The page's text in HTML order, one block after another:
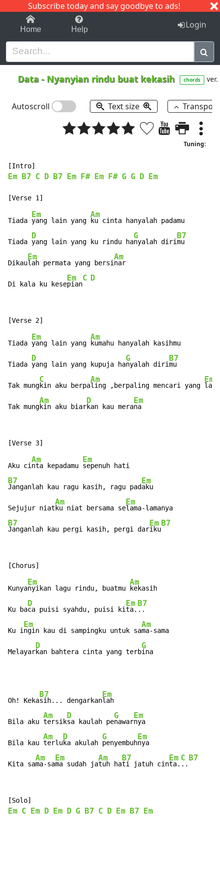
Subscribe today and say goodbye to ads!
1-9 C I J
Home Help Login
Data - Nyanyian rindu buat kekasih chords ver.
Autoscroll Text size
Tuning:
Em B7 C D B7 Em F# Em F# G G D Em
Tiada
Em
yang lain yang
Am
ku cinta hanyalah padamu
Tiada
D
yang lain yang ku rindu ha
G
nyalah diri
B7
mu
Dikau
Em
lah permata yang bersi
Am
nar
Di kala ku kese
Em
pian
C D
Tiada
Em
yang lain yang
Am
kumahu hanyalah kasihmu
Tiada
D
yang lain yang kupuja ha
G
nyalah diri
B7
mu
Tak mung
C
kin aku berpa
Am
ling ,berpaling mencari yang
Em
lain
Tak mung
Am
kin aku biar
D
kan kau mera
Em
na
Aku ci
Am
nta kepadamu
Em
B7
Janganlah kau ragu kasih, ragu pad
Em
aku
Sejujur niat
Am
ku niat bersama se
Em
B7
Janganlah kau pergi kasih, pergi dar
Em
iku
B7
Kunya
Em
nyikan lagu rindu, buatmu
Am
kekasih
Ku ba
D
ca puisi syahdu, puisi ki
Em
ta.
B7
..
Ku i
Em
ngin kau di sampingku untuk sa
Am
ma-sama
Melayar
D
kan bahtera cinta yang terb
G
ina
Oh! Keka
B7
sih... dengarkan
Em
lah
Bila aku
Am
tersik
D
sa kaulah pe
G
nawar
Em
nya
Bila kau
Am
terlu
D
ka akulah
G
penyembuh
Em
nya
Kita sa
Am
ma-sa
Em
ma sudah ja
Am
tuh ha
B7
ti jatuh cin
Em
ta.
C
..
B7
Em C Em D Em D G B7 C D Em B7 Em